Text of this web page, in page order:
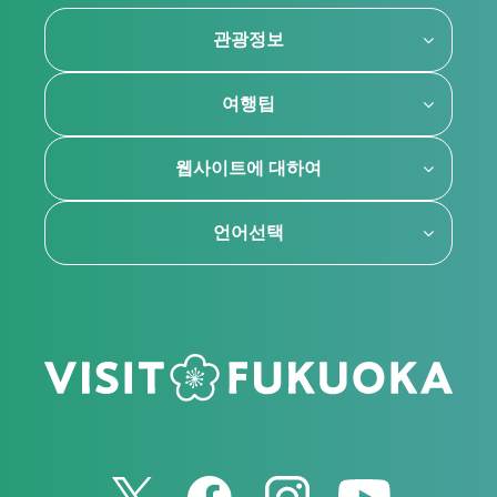
관광정보
여행팁
웹사이트에 대하여
언어선택